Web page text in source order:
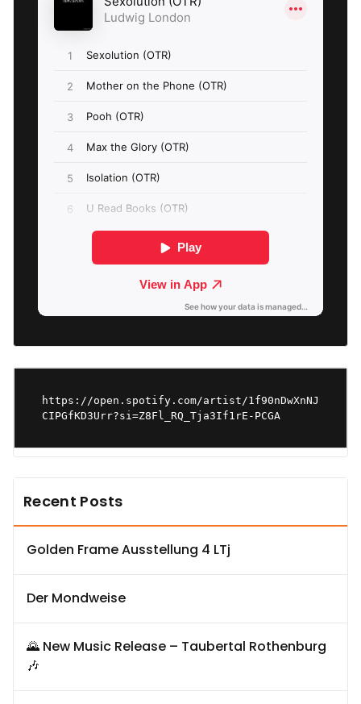
https://open.spotify.com/artist/1f90nDwXnNJ
CIPGfKD3Urr?si=Z8Fl_RQ_Tja3If1rE-PCGA
Recent Posts
Golden Frame Ausstellung 4 LTj
Der Mondweise
🌄 New Music Release – Taubertal Rothenburg
🎶